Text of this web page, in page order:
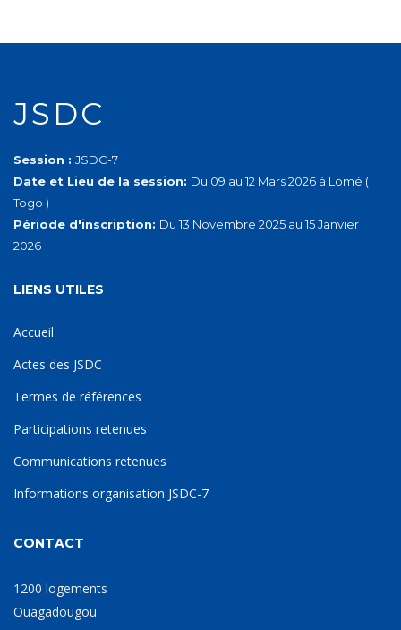
JSDC
Session : JSDC-7
Date et Lieu de la session: Du 09 au 12 Mars 2026 à Lomé (
Togo )
Période d'inscription: Du 13 Novembre 2025 au 15 Janvier
2026
LIENS UTILES
Accueil
Actes des JSDC
Termes de références
Participations retenues
Communications retenues
Informations organisation JSDC-7
CONTACT
1200 logements
Ouagadougou